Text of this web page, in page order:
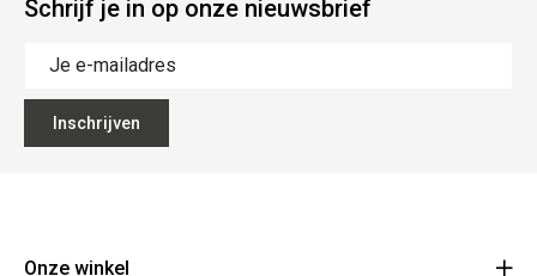
Schrijf je in op onze nieuwsbrief
Inschrijven
Onze winkel